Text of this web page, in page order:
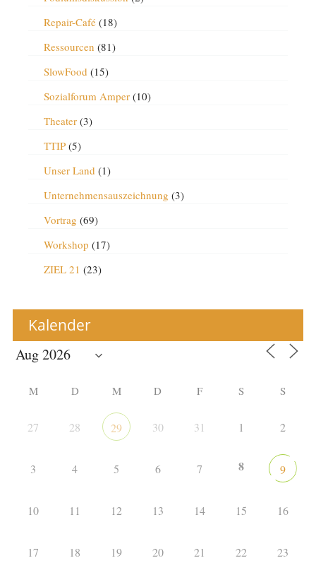
Repair-Café(18)
Ressourcen (81)
SlowFood (15)
Sozialforum Amper(10)
Theater(3)
TTIP(5)
Unser Land (1)
Unternehmensauszeichnung (3)
Vortrag (69)
Workshop (17)
ZIEL 21 (23)
Kalender
M D M D F S S
27 28 29 30 31 1 2
3 4 5 6 7 8 9
10 11 12 13 14 15 16
17 18 19 20 21 22 23